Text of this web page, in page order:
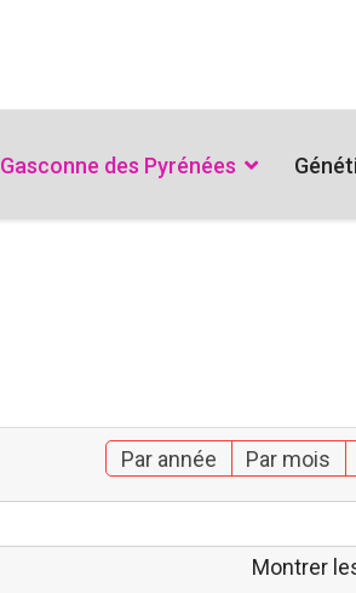
Gasconne des Pyrénées
Par année Par mois
Montrer